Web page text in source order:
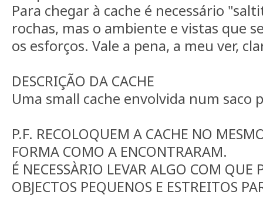
Para chegar à cache é necessário
rochas, mas o ambiente e vistas que
os esforços. Vale a pena, a meu ver,
DESCRIÇÃO DA CACHE
Uma small cache envolvida num saco
P.F. RECOLOQUEM A CACHE NO
FORMA COMO A ENCONTRARAM.
É NECESSÀRIO LEVAR ALGO COM QUE
OBJECTOS PEQUENOS E ESTREITOS